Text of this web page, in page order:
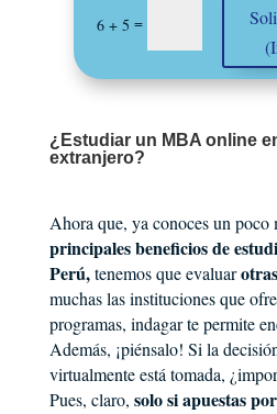
6 + 5 =
¿Estudiar un MBA online
extranjero?
Ahora que, ya conoces un poco
principales beneficios de
Perú,tenemos que evaluar
muchas las instituciones que
programas, indagar te permite
Además, ¡piénsalo! Si la
virtualmente está tomada,
Pues, claro, solo si apuestas